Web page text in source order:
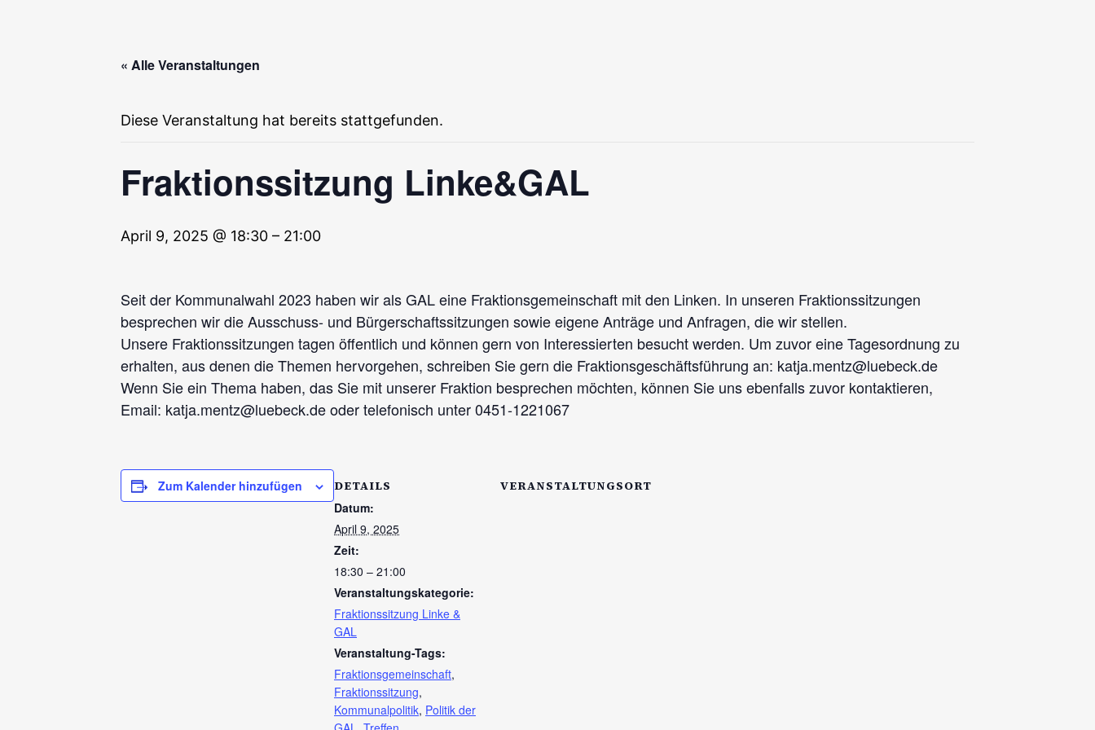
« Alle Veranstaltungen
Diese Veranstaltung hat bereits stattgefunden.
Fraktionssitzung Linke&GAL
April 9, 2025 @ 18:30 – 21:00
Seit der Kommunalwahl 2023 haben wir als GAL eine Fraktionsgemeinschaft mit den Linken. In unseren Fraktionssitzungen
besprechen wir die Ausschuss- und Bürgerschaftssitzungen sowie eigene Anträge und Anfragen, die wir stellen.
Unsere Fraktionssitzungen tagen öffentlich und können gern von Interessierten besucht werden. Um zuvor eine Tagesordnung zu
erhalten, aus denen die Themen hervorgehen, schreiben Sie gern die Fraktionsgeschäftsführung an: katja.mentz@luebeck.de
Wenn Sie ein Thema haben, das Sie mit unserer Fraktion besprechen möchten, können Sie uns ebenfalls zuvor kontaktieren,
Email: katja.mentz@luebeck.de oder telefonisch unter 0451-1221067
Zum Kalender hinzufügen
DETAILS
Datum:
April 9, 2025
Zeit:
18:30 – 21:00
Veranstaltungskategorie:
Fraktionssitzung Linke &
GAL
Veranstaltung-Tags:
Fraktionsgemeinschaft,
Fraktionssitzung,
Kommunalpolitik, Politik der
VERANSTALTUNGSORT